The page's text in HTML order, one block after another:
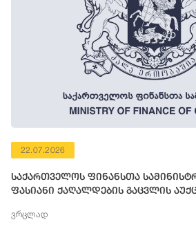
22.07.2026
საქართველოს ფინანსთა
ფასიანი
ვრცლად